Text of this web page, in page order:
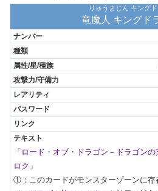
りゅうまじん キング
竜魔人 キングド
「 ロード・オブ・ドラゴン－ドラゴンの
ロク 」
①：このカードがモンスターゾーンに存